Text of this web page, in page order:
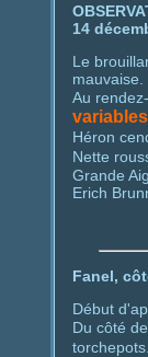
14
Le
mauvaise.
Au
variables
Héron
Nette
Grande
Erich
Fanel,
Début
Du côté